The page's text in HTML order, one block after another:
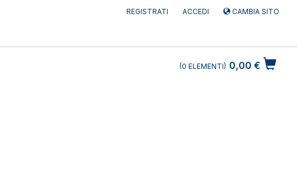
REGISTRATI ACCEDI CAMBIA SITO
0,00 €
0 ELEMENTI